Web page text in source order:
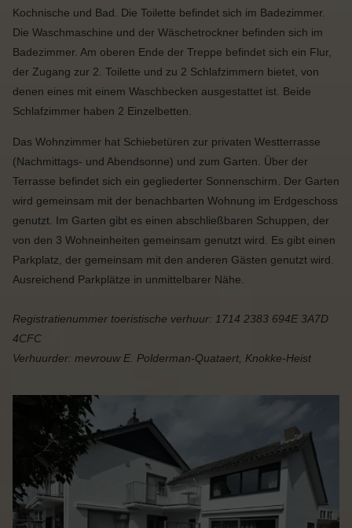
Kochnische und Bad. Die Toilette befindet sich im Badezimmer.
Die Waschmaschine und der Wäschetrockner befinden sich im
Badezimmer. Am oberen Ende der Treppe befindet sich ein Flur,
der Zugang zur 2. Toilette und zu 2 Schlafzimmern bietet, von
denen eines mit einem Waschbecken ausgestattet ist. Beide
Schlafzimmer haben 2 Einzelbetten.
Das Wohnzimmer hat Schiebetüren zur privaten Westterrasse
(Nachmittags- und Abendsonne) und zum Garten. Über der
Terrasse befindet sich ein gegliederter Sonnenschirm. Der Garten
wird gemeinsam mit der benachbarten Wohnung im Erdgeschoss
genutzt. Im Garten gibt es einen abschließbaren Schuppen, der
von den 3 Wohneinheiten gemeinsam genutzt wird. Es gibt einen
Parkplatz, der gemeinsam mit den anderen Gästen genutzt wird.
Ausreichend Parkplätze in unmittelbarer Nähe.
Registratienummer toeristische verhuur: 1714 2383 694E 3A7D
4CFC
Verhuurder: mevrouw E. Polderman-Quataert, Knokke-Heist